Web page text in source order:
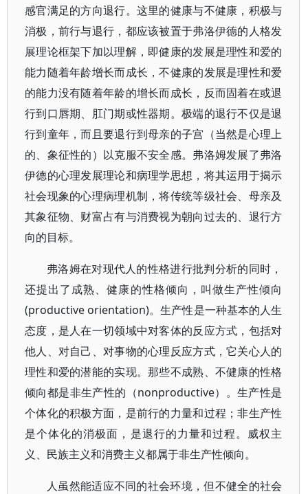
感官满足的方向退行。这里的健康与不健康，积极与
消极，前行与退行，都应该被置于弗洛伊德的人格发
展理论框架下加以理解，即健康的发展是理性和爱的
能力随着年龄增长而成长，不健康的发展是理性和爱
的能力没有随着年龄的增长而成长，反而固着在或退
行到口唇期、肛门期或性器期。极端的退行不仅是退
行到童年，而且要退行到母亲的子宫（当然是心理上
的、象征性的）以克服不安全感。弗洛姆发展了弗洛
伊德的心理发展理论和病理学思想，将其运用于揭示
社会现象的心理病理机制，将传统等级社会、母亲及
其象征物、财富占有与消费视为朝向过去的、退行方
向的目标。
弗洛姆在对现代人的性格进行批判分析的同时，
还提出了成熟、健康的性格倾向，叫做生产性倾向
(productive orientation)。生产性是一种基本的人生
态度，是人在一切领域中对客体的反应方式，包括对
他人、对自己、对事物的心理反应方式，它关心人的
理性和爱的潜能的实现。那些不成熟、不健康的性格
倾向都是非生产性的（nonproductive）。生产性是
个体化的积极方面，是前行的力量和过程；非生产性
是个体化的消极面，是退行的力量和过程。威权主
义、民族主义和消费主义都属于非生产性倾向。
人虽然能适应不同的社会环境，但不健全的社会